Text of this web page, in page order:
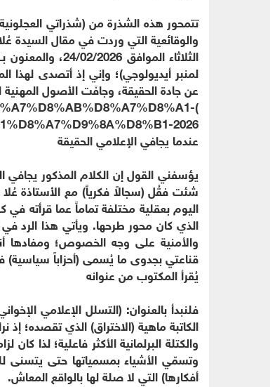
تتمحور هذه الشذرة من (شذراتي
والوقائعية التي وردت في مقال السيدة
الثلاثاء
لمنبر أيديولوجي)؛ وإني إذ أتصدى لهذا
عن جادة الحقيقة، وجافَت الأصول
2026(
عندما يجافي الإعلامي الحقيقة
يؤسفني القول إن الكلام المذكور
شئت فقُل (سجالاً فكرياً) مع الأستاذة
اليوم بعقلية مختلفة تماماً عما قرأته
الذي كان محور طرحها. ويأتي هذا الرد
والأمنية على وجه الخصوص؛
قناعتي بجدوى ما يُسمى (أحزاباً سياسية)
يُقرأ المكتوب من عنوانه
فلنبدأ بالعنوان: (التسلل الإعلامي
الكاتبة ماهية (الاختراق) الذي تقصده؛ إذ
والكتلة البرلمانية الأكثر فاعلية؛ لذا
وتسمّي الأشياء بمسمياتها حتى يتسنى
أفكارها) التي لا صلة لها بالواقع المعاش.